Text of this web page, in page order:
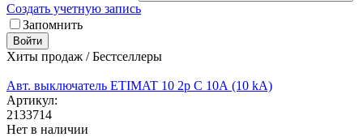
Создать учетную запись
Запомнить
Войти
Хиты продаж / Бестселлеры
Авт. выключатель ETIMAT 10 2p C 10А (10 kA)
Артикул:
2133714
Нет в наличии